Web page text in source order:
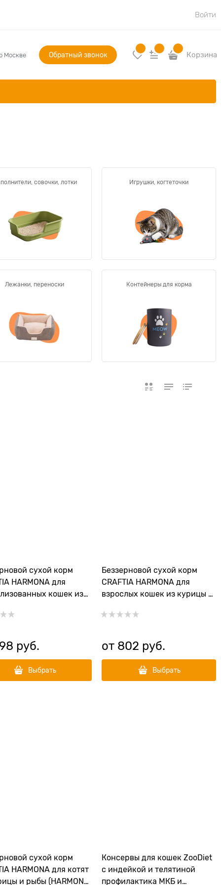
Войти
Москве Обратный звонок Корзина
совочки, лотки Игрушки, когтеточки
Лежанки, переноски Контейнеры для корма
сухой корм
HARMONA для
кошек из
DUCK & TURKEY
руб.
Выбрать
Беззерновой сухой корм
CRAFTIA HARMONA для
взрослых кошек из курицы и
CHICKEN&FISH ADULT CAT)
от 802 руб.
Выбрать
сухой корм
HARMONA для котят
и рыбы (HARMONA
Консервы для кошек ZooDiet
с индейкой и телятиной
профилактика МКБ и